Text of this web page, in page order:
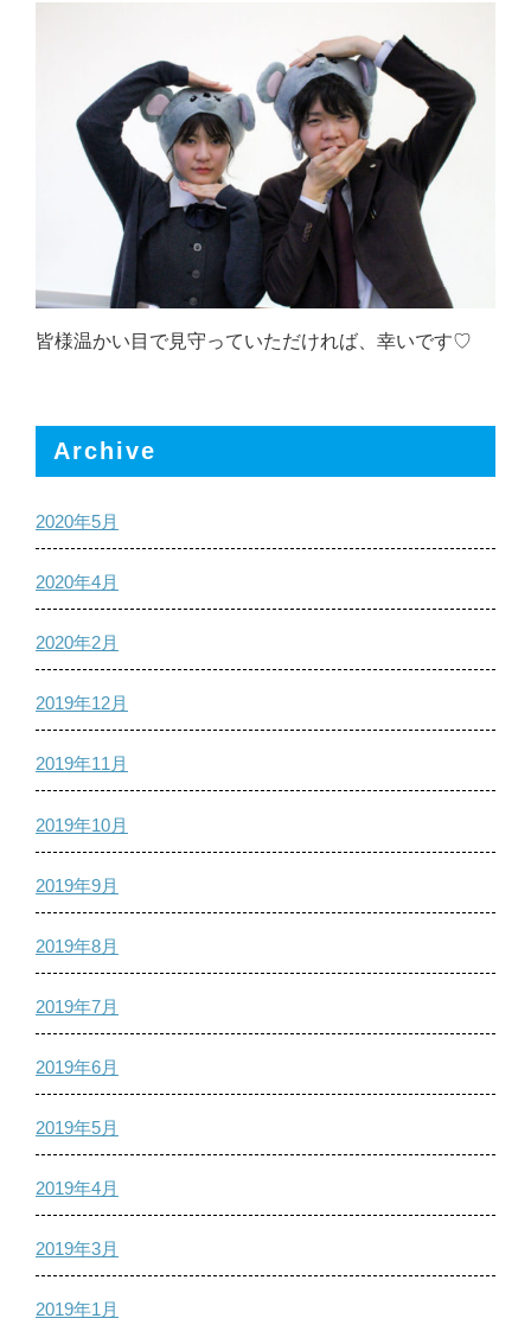
皆様温かい目で見守っていただければ、幸いです♡
Archive
2020年5月
2020年4月
2020年2月
2019年12月
2019年11月
2019年10月
2019年9月
2019年8月
2019年7月
2019年6月
2019年5月
2019年4月
2019年3月
2019年1月